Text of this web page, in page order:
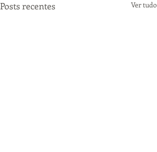
Posts recentes Ver tudo